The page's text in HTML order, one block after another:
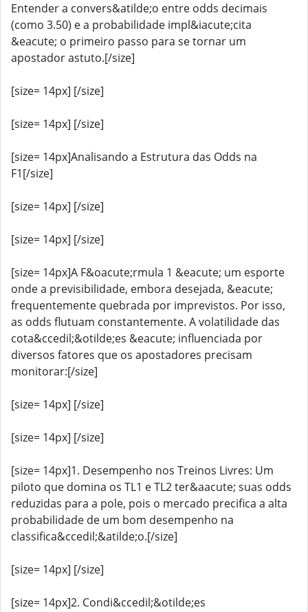
Entender a convers&atilde;o entre odds decimais
(como 3.50) e a probabilidade impl&iacute;cita
&eacute; o primeiro passo para se tornar um
apostador astuto.[/size]
[size= 14px] [/size]
[size= 14px] [/size]
[size= 14px]Analisando a Estrutura das Odds na
F1[/size]
[size= 14px] [/size]
[size= 14px] [/size]
[size= 14px]A F&oacute;rmula 1 &eacute; um esporte
onde a previsibilidade, embora desejada, &eacute;
frequentemente quebrada por imprevistos. Por isso,
as odds flutuam constantemente. A volatilidade das
cota&ccedil;&otilde;es &eacute; influenciada por
diversos fatores que os apostadores precisam
monitorar:[/size]
[size= 14px] [/size]
[size= 14px] [/size]
[size= 14px]1. Desempenho nos Treinos Livres: Um
piloto que domina os TL1 e TL2 ter&aacute; suas odds
reduzidas para a pole, pois o mercado precifica a alta
probabilidade de um bom desempenho na
classifica&ccedil;&atilde;o.[/size]
[size= 14px] [/size]
[size= 14px]2. Condi&ccedil;&otilde;es